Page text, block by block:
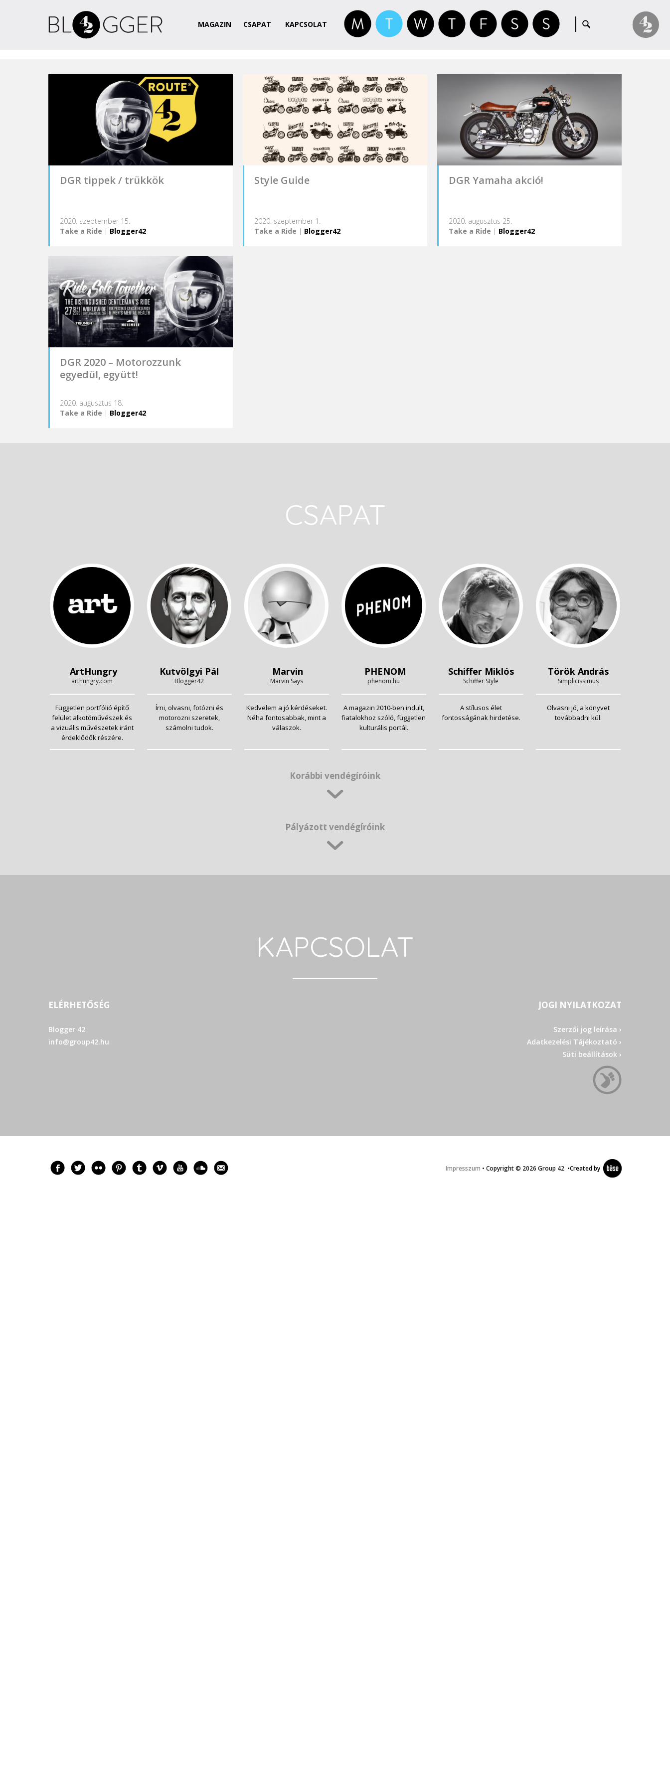
MAGAZIN CSAPAT KAPCSOLAT
DGR tippek / trükkök
2020. szeptember 15.
Take a Ride | Blogger42
Style Guide
2020. szeptember 1.
Take a Ride | Blogger42
DGR Yamaha akció!
2020. augusztus 25.
Take a Ride | Blogger42
DGR 2020 – Motorozzunk
egyedül, együtt!
2020. augusztus 18.
Take a Ride | Blogger42
CSAPAT
ArtHungry
arthungry.com
Független portfólió építő
felület alkotóművészek és
a vizuális művészetek iránt
érdeklődők részére.
Kutvölgyi Pál
Blogger42
Írni, olvasni, fotózni és
motorozni szeretek,
számolni tudok.
Marvin
Marvin Says
Kedvelem a jó kérdéseket.
Néha fontosabbak, mint a
válaszok.
PHENOM
phenom.hu
A magazin 2010-ben indult,
fiatalokhoz szóló, független
kulturális portál.
Schiffer Miklós
Schiffer Style
A stílusos élet
fontosságának hirdetése.
Török András
Simplicissimus
Olvasni jó, a könyvet
továbbadni kúl.
Korábbi vendégíróink
Pályázott vendégíróink
KAPCSOLAT
ELÉRHETŐSÉG
Blogger 42
info@group42.hu
JOGI NYILATKOZAT
Szerzői jog leírása ›
Adatkezelési Tájékoztató ›
Süti beállítások ›
Impresszum • Copyright © 2026 Group 42 •Created by